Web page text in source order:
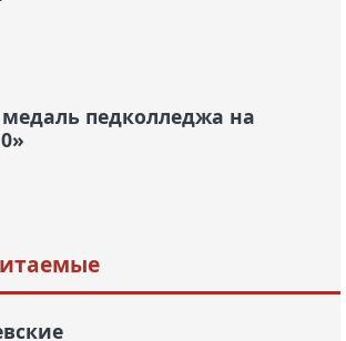
медаль педколледжа на